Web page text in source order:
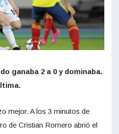
ganaba 2 a 0 y dominaba.
mejor. A los 3 minutos de
de Cristian Romero abrió el